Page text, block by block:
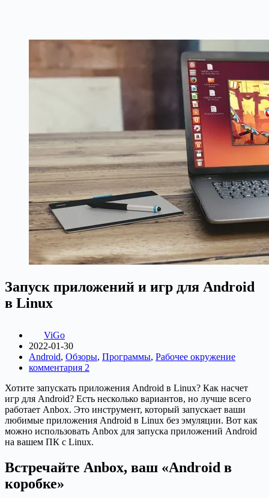
Запуск приложений и игр для Android
в Linux
ViGo
2022-01-30
Android, Обзоры, Программы, Рабочее окружение
комментария 2
Хотите запускать приложения Android в Linux? Как насчет
игр для Android? Есть несколько вариантов, но лучше всего
работает Anbox. Это инструмент, который запускает ваши
любимые приложения Android в Linux без эмуляции. Вот как
можно использовать Anbox для запуска приложений Android
на вашем ПК с Linux.
Встречайте Anbox, ваш «Android в
коробке»